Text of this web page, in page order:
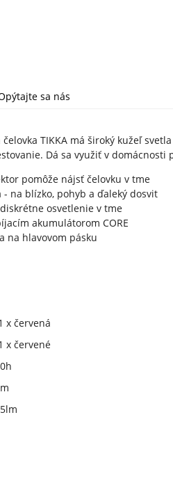
sa nás
TIKKA má široký kužeľ
Dá sa využiť v
pomôže nájsť čelovku v tme
na blízko, pohyb a ďaleký dosvit
osvetlenie v tme
akumulátorom CORE
na hlavovom pásku
x červená
x červené